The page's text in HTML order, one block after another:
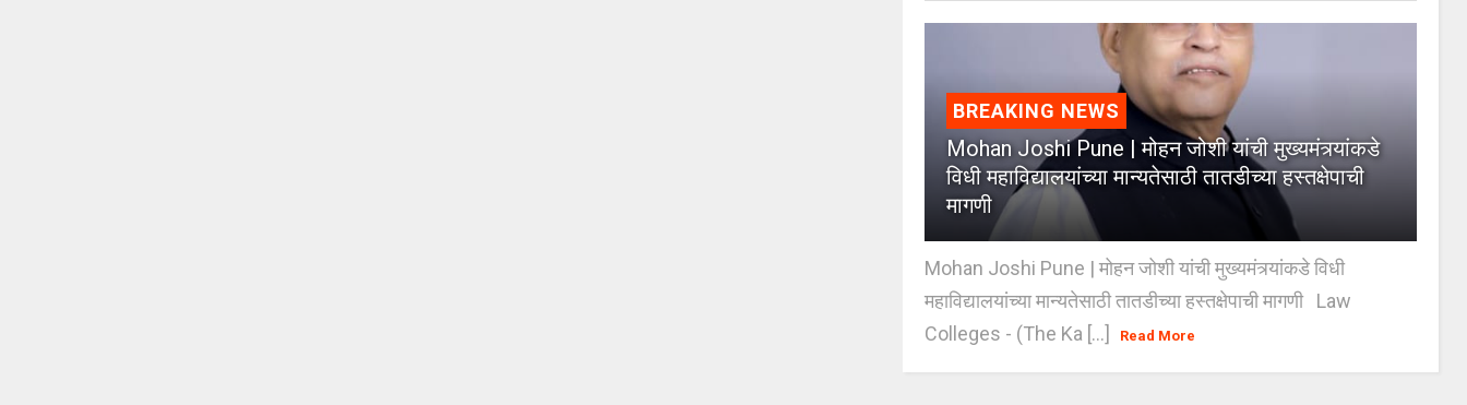
BREAKING NEWS
Mohan Joshi Pune | मोहन जोशी यांची मुख्यमंत्र्यांकडे
विधी महाविद्यालयांच्या मान्यतेसाठी तातडीच्या हस्तक्षेपाची
मागणी
Mohan Joshi Pune | मोहन जोशी यांची मुख्यमंत्र्यांकडे विधी
महाविद्यालयांच्या मान्यतेसाठी तातडीच्या हस्तक्षेपाची मागणी Law
Colleges - (The Ka [...]
Read More